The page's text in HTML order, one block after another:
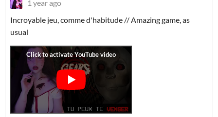
1 year ago
Incroyable jeu, comme d'habitude // Amazing game, as
usual